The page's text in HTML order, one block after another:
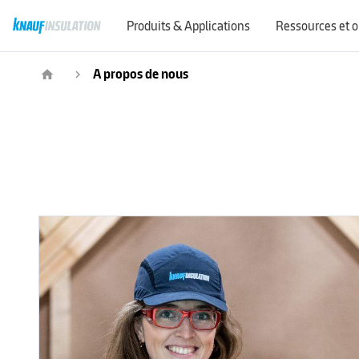
Produits & Applications Ressources et
home navigate_next A propos de nous